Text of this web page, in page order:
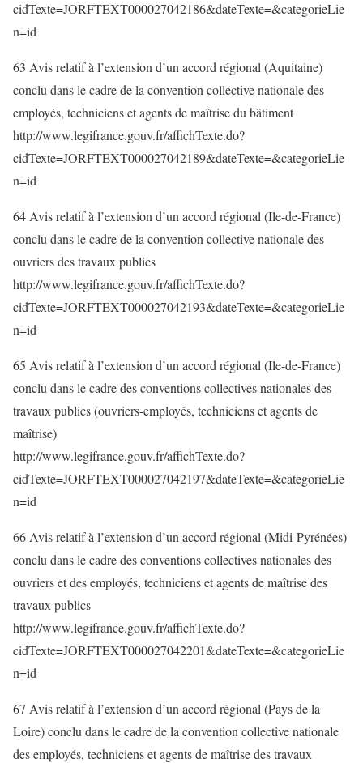
cidTexte=JORFTEXT000027042186&dateTexte=&categorieLie
n=id
63 Avis relatif à l’extension d’un accord régional (Aquitaine)
conclu dans le cadre de la convention collective nationale des
employés, techniciens et agents de maîtrise du bâtiment
http://www.legifrance.gouv.fr/affichTexte.do?
cidTexte=JORFTEXT000027042189&dateTexte=&categorieLie
n=id
64 Avis relatif à l’extension d’un accord régional (Ile-de-France)
conclu dans le cadre de la convention collective nationale des
ouvriers des travaux publics
http://www.legifrance.gouv.fr/affichTexte.do?
cidTexte=JORFTEXT000027042193&dateTexte=&categorieLie
n=id
65 Avis relatif à l’extension d’un accord régional (Ile-de-France)
conclu dans le cadre des conventions collectives nationales des
travaux publics (ouvriers-employés, techniciens et agents de
maîtrise)
http://www.legifrance.gouv.fr/affichTexte.do?
cidTexte=JORFTEXT000027042197&dateTexte=&categorieLie
n=id
66 Avis relatif à l’extension d’un accord régional (Midi-Pyrénées)
conclu dans le cadre des conventions collectives nationales des
ouvriers et des employés, techniciens et agents de maîtrise des
travaux publics
http://www.legifrance.gouv.fr/affichTexte.do?
cidTexte=JORFTEXT000027042201&dateTexte=&categorieLie
n=id
67 Avis relatif à l’extension d’un accord régional (Pays de la
Loire) conclu dans le cadre de la convention collective nationale
des employés, techniciens et agents de maîtrise des travaux